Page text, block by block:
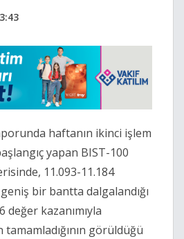
haftanın ikinci işlem
yapan BIST-100
11.093-11.184
bir bantta dalgalandığı
değer kazanımıyla
tamamladığının görüldüğü